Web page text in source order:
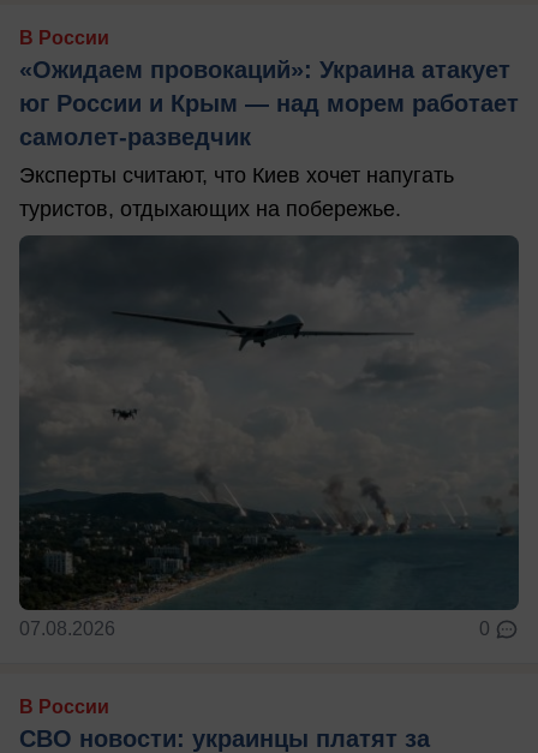
В России
«Ожидаем провокаций»: Украина атакует
юг России и Крым — над морем работает
самолет-разведчик
Эксперты считают, что Киев хочет напугать
туристов, отдыхающих на побережье.
07.08.2026 0
В России
СВО новости: украинцы платят за